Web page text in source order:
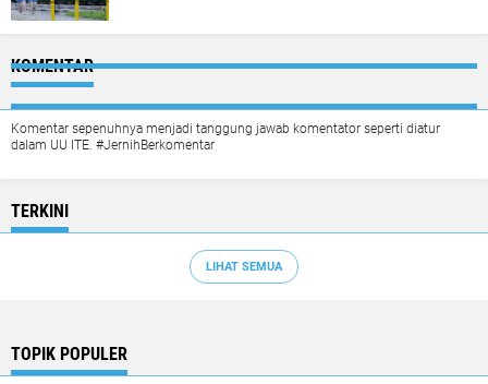
KOMENTAR
Komentar sepenuhnya menjadi tanggung jawab komentator seperti diatur
dalam UU ITE. #JernihBerkomentar
TERKINI
LIHAT SEMUA
TOPIK POPULER